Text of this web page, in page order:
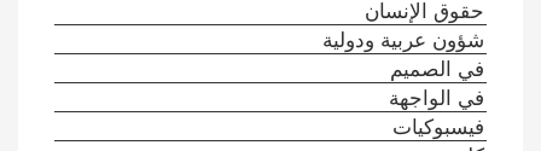
حقوق الإنسان
شؤون عربية ودولية
في الصميم
في الواجهة
فيسبوكيات